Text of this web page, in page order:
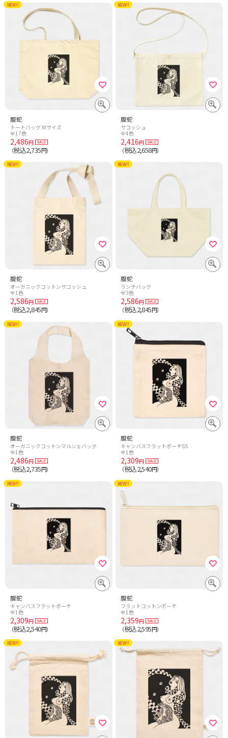
腹蛇
トートバッグ Wサイズ
全17色
2,486円
（税込2,735円）
NEW!!
腹蛇
サコッシュ
全4色
2,416円
（税込2,658円）
NEW!!
腹蛇
オーガニックコットンサコッシュ
全1色
2,586円
（税込2,845円）
NEW!!
腹蛇
ランチバッグ
全3色
2,586円
（税込2,845円）
NEW!!
腹蛇
オーガニックコットンマルシェバッグ
全1色
2,486円
（税込2,735円）
NEW!!
腹蛇
キャンバスフラットポーチSS
全1色
2,309円
（税込2,540円）
NEW!!
腹蛇
キャンバスフラットポーチ
全1色
2,309円
（税込2,540円）
NEW!!
腹蛇
フラットコットンポーチ
全1色
2,359円
（税込2,595円）
NEW!!
NEW!! NEW!!